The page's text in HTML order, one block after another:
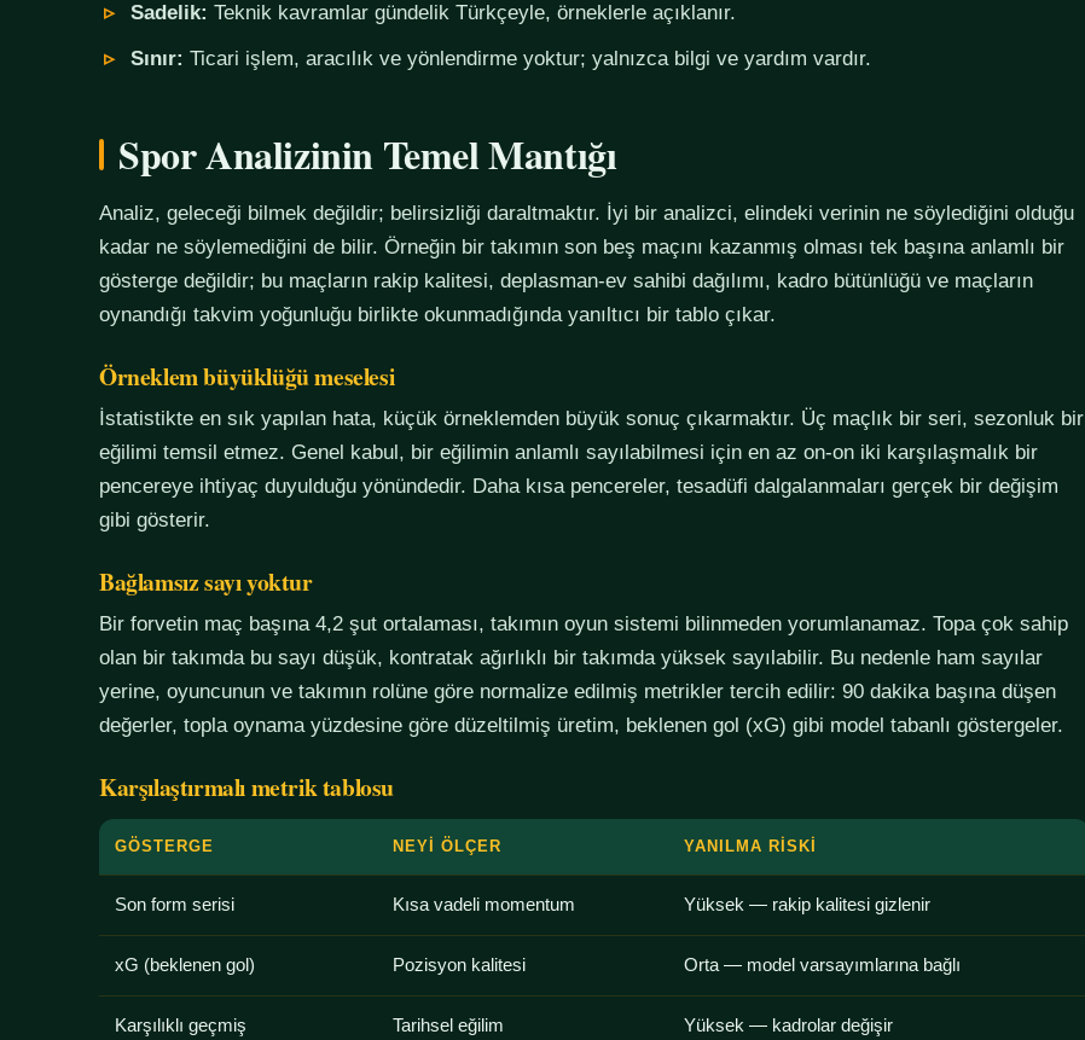
Sadelik: Teknik kavramlar gündelik Türkçeyle, örneklerle açıklanır.
Sınır: Ticari işlem, aracılık ve yönlendirme yoktur; yalnızca bilgi ve yardım vardır.
Spor Analizinin Temel Mantığı
Analiz, geleceği bilmek değildir; belirsizliği daraltmaktır. İyi bir analizci, elindeki verinin ne söylediğini olduğu
kadar ne söylemediğini de bilir. Örneğin bir takımın son beş maçını kazanmış olması tek başına anlamlı bir
gösterge değildir; bu maçların rakip kalitesi, deplasman-ev sahibi dağılımı, kadro bütünlüğü ve maçların
oynandığı takvim yoğunluğu birlikte okunmadığında yanıltıcı bir tablo çıkar.
Örneklem büyüklüğü meselesi
İstatistikte en sık yapılan hata, küçük örneklemden büyük sonuç çıkarmaktır. Üç maçlık bir seri, sezonluk bir
eğilimi temsil etmez. Genel kabul, bir eğilimin anlamlı sayılabilmesi için en az on-on iki karşılaşmalık bir
pencereye ihtiyaç duyulduğu yönündedir. Daha kısa pencereler, tesadüfi dalgalanmaları gerçek bir değişim
gibi gösterir.
Bağlamsız sayı yoktur
Bir forvetin maç başına 4,2 şut ortalaması, takımın oyun sistemi bilinmeden yorumlanamaz. Topa çok sahip
olan bir takımda bu sayı düşük, kontratak ağırlıklı bir takımda yüksek sayılabilir. Bu nedenle ham sayılar
yerine, oyuncunun ve takımın rolüne göre normalize edilmiş metrikler tercih edilir: 90 dakika başına düşen
değerler, topla oynama yüzdesine göre düzeltilmiş üretim, beklenen gol (xG) gibi model tabanlı göstergeler.
Karşılaştırmalı metrik tablosu
GÖSTERGE NEYI ÖLÇER YANILMA RISKI
Son form serisi Kısa vadeli momentum Yüksek — rakip kalitesi gizlenir
xG (beklenen gol) Pozisyon kalitesi Orta — model varsayımlarına bağlı
Karşılıklı geçmiş Tarihsel eğilim Yüksek — kadrolar değişir